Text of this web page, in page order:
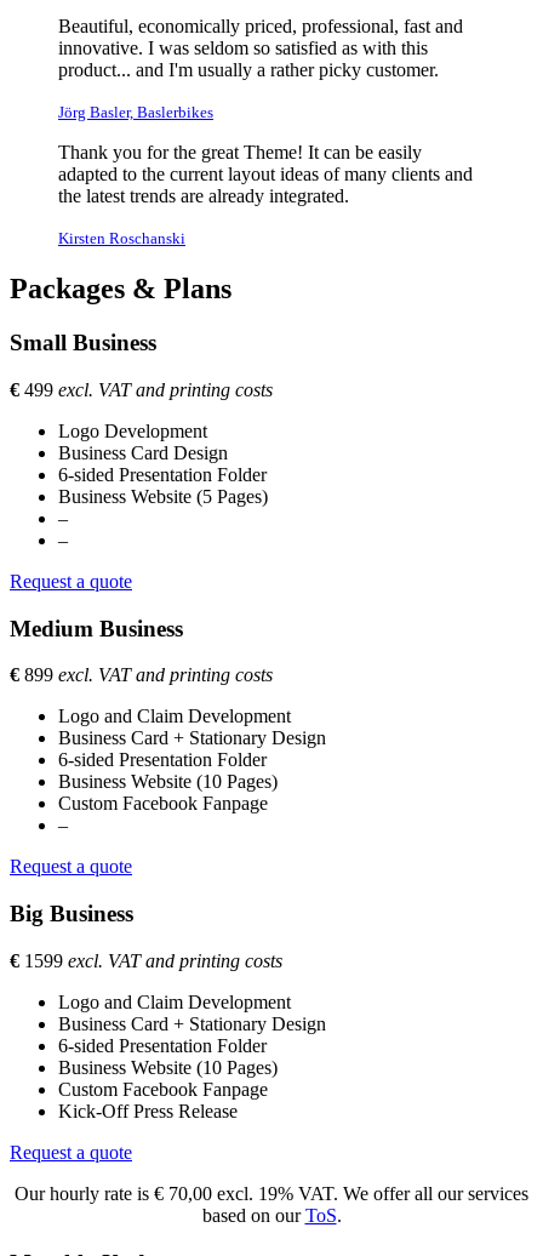
Beautiful, economically priced, professional, fast and
innovative. I was seldom so satisfied as with this
product... and I'm usually a rather picky customer.
Jörg Basler, Baslerbikes
Thank you for the great Theme! It can be easily
adapted to the current layout ideas of many clients and
the latest trends are already integrated.
Kirsten Roschanski
Packages & Plans
Small Business
€ 499 excl. VAT and printing costs
Logo Development
Business Card Design
6-sided Presentation Folder
Business Website (5 Pages)
–
–
Request a quote
Medium Business
€ 899 excl. VAT and printing costs
Logo and Claim Development
Business Card + Stationary Design
6-sided Presentation Folder
Business Website (10 Pages)
Custom Facebook Fanpage
–
Request a quote
Big Business
€ 1599 excl. VAT and printing costs
Logo and Claim Development
Business Card + Stationary Design
6-sided Presentation Folder
Business Website (10 Pages)
Custom Facebook Fanpage
Kick-Off Press Release
Request a quote
Our hourly rate is € 70,00 excl. 19% VAT. We offer all our services
based on ourToS.